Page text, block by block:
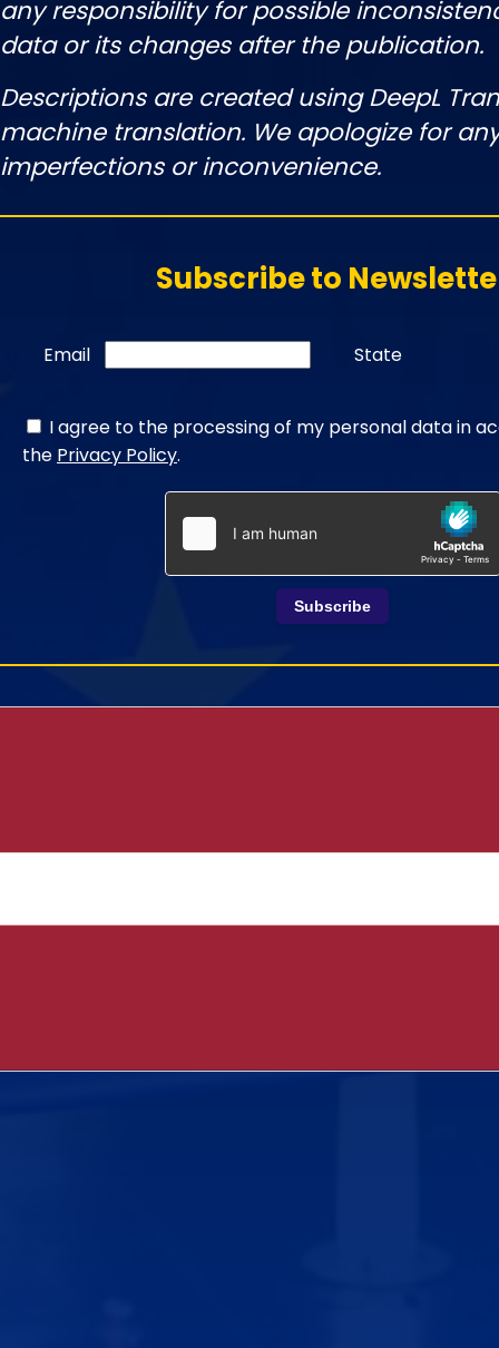
any responsibility for possible
data or its changes after the publication.
Descriptions are created using DeepL
machine translation. We apologize for
imperfections or inconvenience.
Subscribe to
Email State
I agree to the processing of my personal data in
the Privacy Policy.
Subscribe